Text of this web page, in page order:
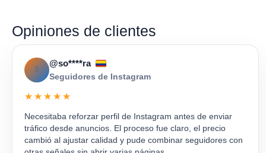
Opiniones de clientes
S
@so****ra
Seguidores de Instagram
★★★★★
Necesitaba reforzar perfil de Instagram antes de enviar
tráfico desde anuncios. El proceso fue claro, el precio
cambió al ajustar calidad y pude combinar seguidores con